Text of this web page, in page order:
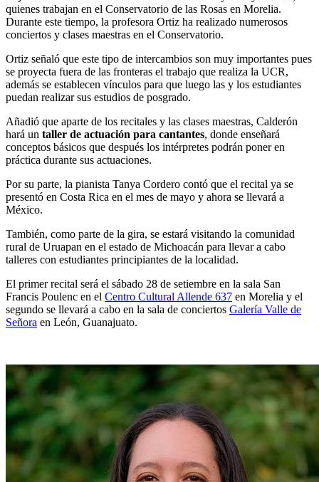
quienes trabajan en el Conservatorio de las Rosas en Morelia.
Durante este tiempo, la profesora Ortiz ha realizado numerosos
conciertos y clases maestras en el Conservatorio.
Ortiz señaló que este tipo de intercambios son muy importantes pues
se proyecta fuera de las fronteras el trabajo que realiza la UCR,
además se establecen vínculos para que luego las y los estudiantes
puedan realizar sus estudios de posgrado.
Añadió que aparte de los recitales y las clases maestras, Calderón
hará un taller de actuación para cantantes, donde enseñará
conceptos básicos que después los intérpretes podrán poner en
práctica durante sus actuaciones.
Por su parte, la pianista Tanya Cordero contó que el recital ya se
presentó en Costa Rica en el mes de mayo y ahora se llevará a
México.
También, como parte de la gira, se estará visitando la comunidad
rural de Uruapan en el estado de Michoacán para llevar a cabo
talleres con estudiantes principiantes de la localidad.
El primer recital será el sábado 28 de setiembre en la sala San
Francis Poulenc en el Centro Cultural Allende 637 en Morelia y el
segundo se llevará a cabo en la sala de conciertos Galería Valle de
Señora en León, Guanajuato.